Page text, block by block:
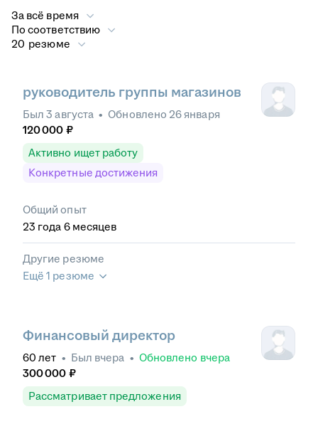
За всё время
По соответствию
20 резюме
руководитель группы магазинов
Был 3 августа • Обновлено 26 января
120 000 ₽
Активно ищет работу
Конкретные достижения
Общий опыт
23 года 6 месяцев
Другие резюме
Ещё 1 резюме
Финансовый директор
60 лет • Был вчера • Обновлено вчера
300 000 ₽
Рассматривает предложения